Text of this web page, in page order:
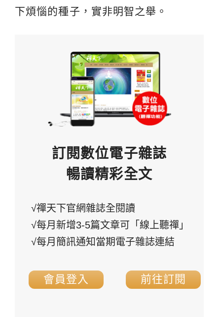
下煩惱的種子，實非明智之舉。
訂閱數位電子雜誌
暢讀精彩全文
√禪天下官網雜誌全閱讀
√每月新增3-5篇文章可「線上聽禪」
√每月簡訊通知當期電子雜誌連結
會員登入 前往訂閱